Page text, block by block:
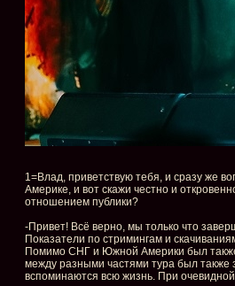
1=Влад, приветствую тебя, и сразу же
Америке, и вот скажи честно и
отношением публики?
-Привет! Всё верно, мы только что
Показатели по стримингам и
Помимо СНГ и Южной Америки был также
между разными частями тура был также
вспоминаются всю жизнь. При